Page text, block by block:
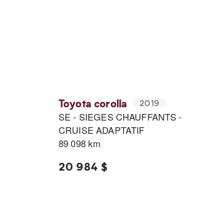
Toyota corolla 2019
SE - SIEGES CHAUFFANTS -
CRUISE ADAPTATIF
89 098 km
20 984 $